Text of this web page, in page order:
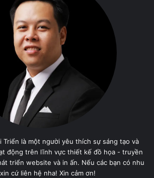
Triển là một người yêu thích sự sáng tạo và
động trên lĩnh vực thiết kế đồ họa - truyền
triển website và in ấn. Nếu các bạn có nhu
cứ liên hệ nha! Xin cảm ơn!